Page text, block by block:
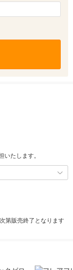
たします。
第販売終了となります